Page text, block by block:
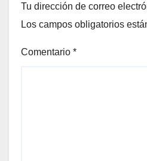
Tu dirección de correo
Los campos obligatorios
Comentario *